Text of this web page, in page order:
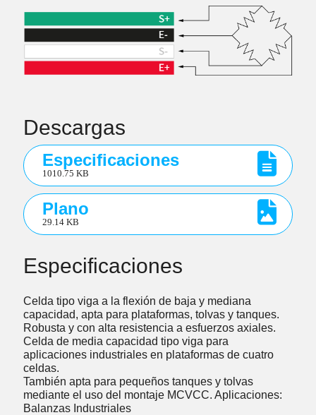
Descargas
Especificaciones
1010.75 KB
Plano
29.14 KB
Especificaciones
Celda tipo viga a la flexión de baja y mediana
capacidad, apta para plataformas, tolvas y tanques.
Robusta y con alta resistencia a esfuerzos axiales.
Celda de media capacidad tipo viga para
aplicaciones industriales en plataformas de cuatro
celdas.
También apta para pequeños tanques y tolvas
mediante el uso del montaje MCVCC. Aplicaciones:
Balanzas Industriales